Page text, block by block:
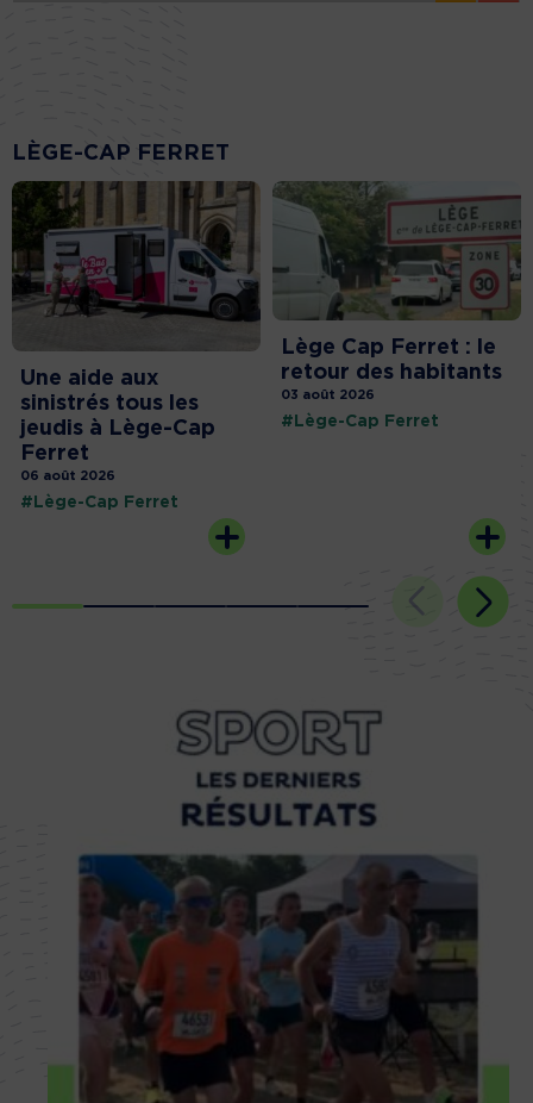
LÈGE-CAP FERRET
Une aide aux
sinistrés tous les
jeudis à Lège-Cap
Ferret
06 août 2026
#Lège-Cap Ferret
Lège Cap Ferret : le
retour des habitants
03 août 2026
#Lège-Cap Ferret